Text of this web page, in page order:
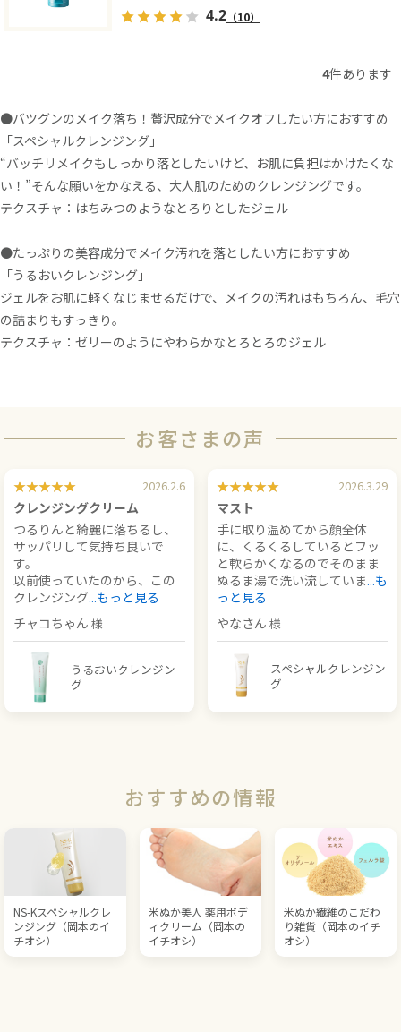
4.2 （10）
4件あります
●バツグンのメイク落ち！贅沢成分でメイクオフしたい方におすすめ
「スペシャルクレンジング」
“バッチリメイクもしっかり落としたいけど、お肌に負担はかけたくな
い！”そんな願いをかなえる、大人肌のためのクレンジングです。
テクスチャ：はちみつのようなとろりとしたジェル
●たっぷりの美容成分でメイク汚れを落としたい方におすすめ
「うるおいクレンジング」
ジェルをお肌に軽くなじませるだけで、メイクの汚れはもちろん、毛穴
の詰まりもすっきり。
テクスチャ：ゼリーのようにやわらかなとろとろのジェル
お客さまの声
2026.2.6
クレンジングクリーム
つるりんと綺麗に落ちるし、
サッパリして気持ち良いで
す。
以前使っていたのから、この
クレンジング...もっと見る
チャコちゃん
うるおいクレンジン
グ
2026.3.29
マスト
手に取り温めてから顔全体
に、くるくるしているとフッ
と軟らかくなるのでそのまま
ぬるま湯で洗い流していま...も
っと見る
やなさん
スペシャルクレンジン
グ
おすすめの情報
NS-Kスペシャルクレ
ンジング（岡本のイ
チオシ）
米ぬか美人 薬用ボデ
ィクリーム（岡本の
イチオシ）
米ぬか繊維のこだわ
り雑貨（岡本のイチ
オシ）